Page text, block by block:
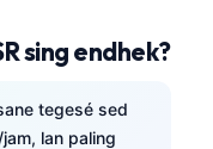
sing endhek?
tegesé sed
lan paling